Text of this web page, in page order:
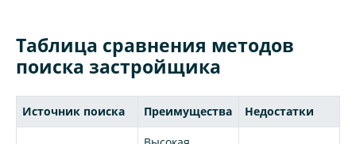
Таблица сравнения методов
поиска застройщика
Источник поиска Преимущества Недостатки